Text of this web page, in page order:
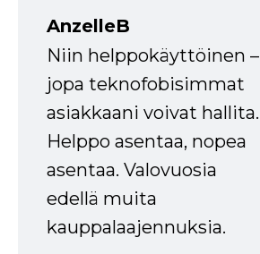
AnzelleB
Niin helppokäyttöinen –
jopa teknofobisimmat
asiakkaani voivat hallita.
Helppo asentaa, nopea
asentaa. Valovuosia
edellä muita
kauppalaajennuksia.